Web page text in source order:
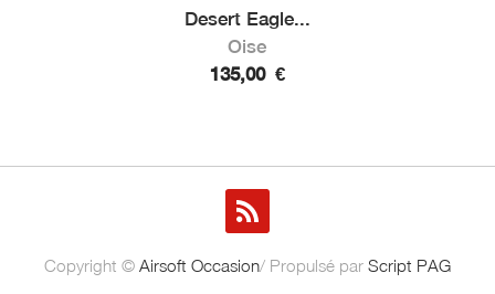
Desert Eagle...
Oise
135,00 €
Copyright © Airsoft Occasion/ Propulsé par Script PAG